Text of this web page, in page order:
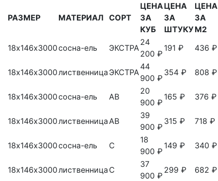
РАЗМЕР МАТЕРИАЛ СОРТ
ЦЕНА
ЗА
КУБ
ЦЕНА
ЗА
ШТУКУ
ЦЕНА
ЗА
М2
18х146х3000сосна-ель ЭКСТРА
24
200 ₽
191 ₽ 436 ₽
18х146х3000лиственница ЭКСТРА
44
900 ₽
354 ₽ 808 ₽
18х146х3000сосна-ель АВ
20
900 ₽
165 ₽ 376 ₽
18х146х3000лиственница АВ
39
900 ₽
315 ₽ 718 ₽
18х146х3000сосна-ель С
18
900 ₽
149 ₽ 340 ₽
18х146х3000лиственница С
37
900 ₽
299 ₽
682 ₽